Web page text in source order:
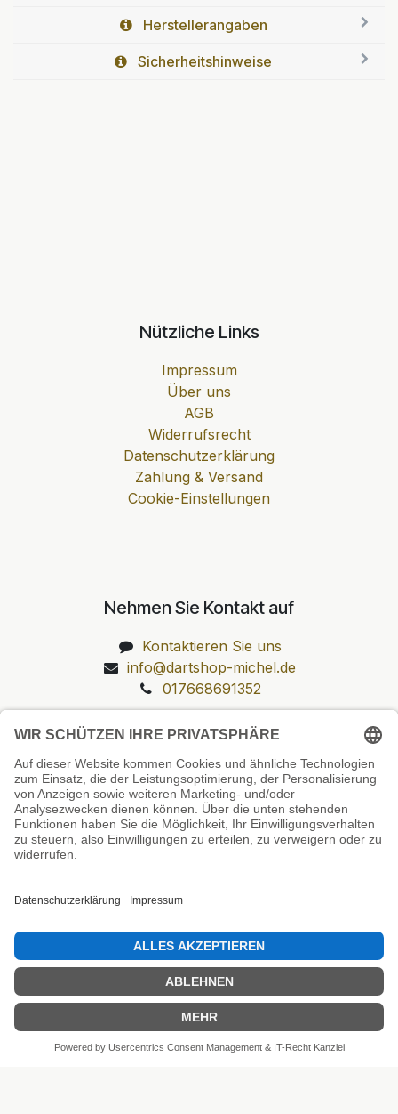
Herstellerangaben
Sicherheitshinweise
Nützliche Links
Impressum
Über uns
AGB
Widerrufsrecht
Datenschutzerklärung
Zahlung & Versand
Cookie-Einstellungen
Nehmen Sie Kontakt auf
Kontaktieren Sie uns
info@dartshop-michel.de
017668691352
Unsere Prüfsiegel